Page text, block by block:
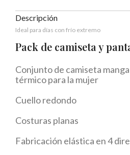
Descripción
Ideal para días con frío extremo
Pack de camiseta y
Conjunto de camiseta
térmico para la mujer
Cuello redondo
Costuras planas
Fabricación elástica en 4